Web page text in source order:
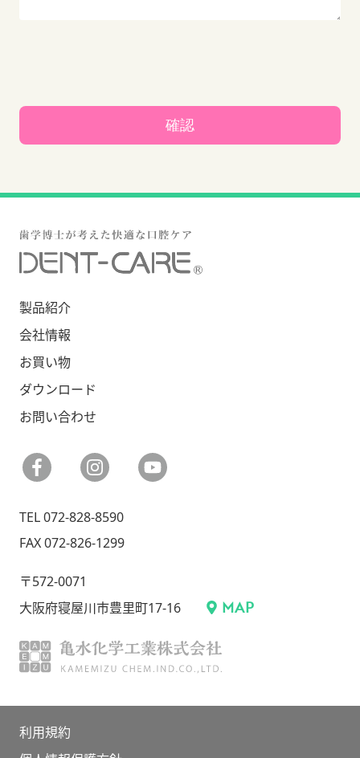
確認
製品紹介
会社情報
お買い物
ダウンロード
お問い合わせ
facebook instagram
TEL 072-828-8590
FAX 072-826-1299
〒572-0071
大阪府寝屋川市豊里町17-16
MAP
利用規約